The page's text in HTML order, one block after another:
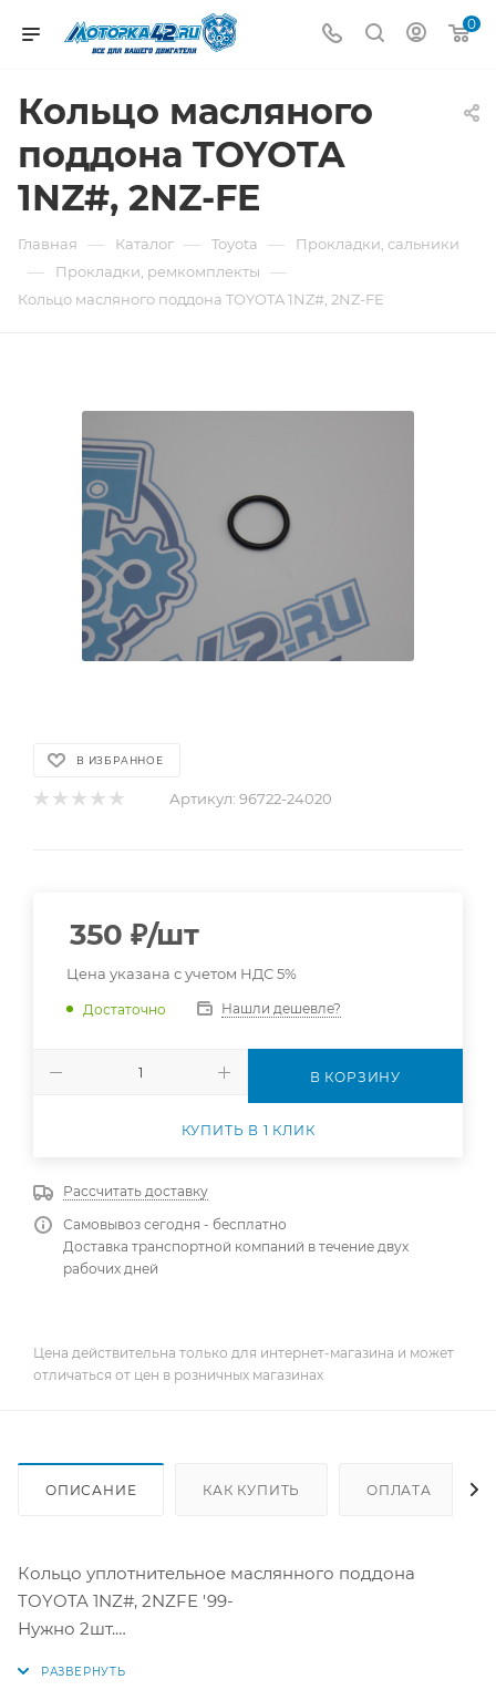
0
Кольцо масляного
поддона TOYOTA
1NZ#, 2NZ-FE
Главная — Каталог — Toyota — Прокладки, сальники
— Прокладки, ремкомплекты —
Кольцо масляного поддона TOYOTA 1NZ#, 2NZ-FE
В ИЗБРАННОЕ
Артикул: 96722-24020
350 ₽/шт
Цена указана с учетом НДС 5%
Достаточно Нашли дешевле?
В КОРЗИНУ
КУПИТЬ В 1 КЛИК
Рассчитать доставку
Самовывоз сегодня - бесплатно
Доставка транспортной компаний в течение двух
рабочих дней
Цена действительна только для интернет-магазина и может
отличаться от цен в розничных магазинах
ОПИСАНИЕ КАК КУПИТЬ ОПЛАТА
Кольцо уплотнительное маслянного поддона
TOYOTA 1NZ#, 2NZFE '99-
Нужно 2шт.